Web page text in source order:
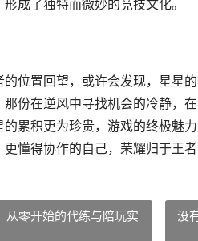
成了独特而微妙的竞技文化。
位置回望，或许会发现，星星
份在逆风中寻找机会的冷静，
累积更为珍贵，游戏的终极魅
懂得协作的自己，荣耀归于王
从零开始的代练与陪玩实
没